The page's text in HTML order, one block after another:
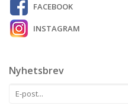
FACEBOOK
INSTAGRAM
Nyhetsbrev